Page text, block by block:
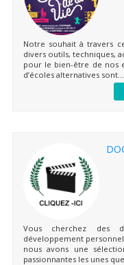
Notre souhait à travers
divers outils, techniques,
pour le bien-être de nos
d’écoles alternatives sont...
Vous cherchez des
développement
nous avons une
passionnantes les unes